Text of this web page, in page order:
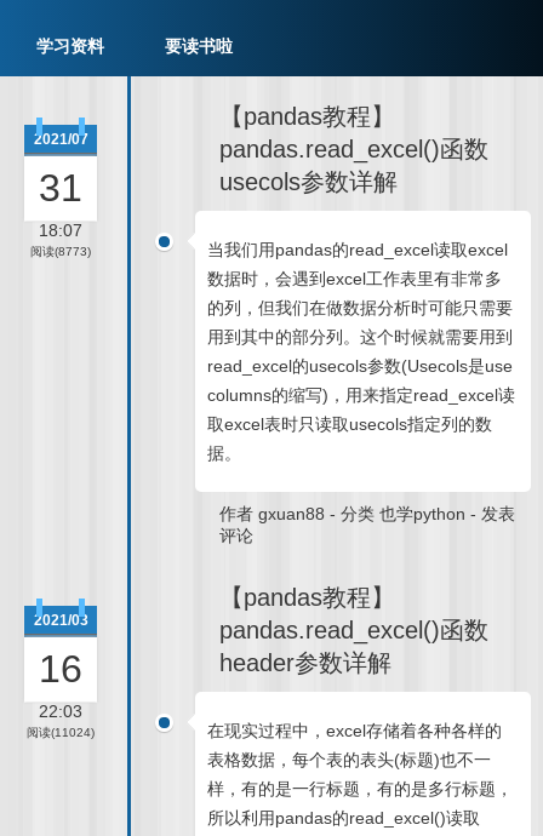
学习资料 要读书啦
【pandas教程】
pandas.read_excel()函数
usecols参数详解
2021/07
31
18:07
阅读(8773)
当我们用pandas的read_excel读取excel
数据时，会遇到excel工作表里有非常多
的列，但我们在做数据分析时可能只需要
用到其中的部分列。这个时候就需要用到
read_excel的usecols参数(Usecols是use
columns的缩写)，用来指定read_excel读
取excel表时只读取usecols指定列的数
据。
作者gxuan88 -分类也学python - 发表
评论
【pandas教程】
pandas.read_excel()函数
header参数详解
2021/03
16
22:03
阅读(11024)
在现实过程中，excel存储着各种各样的
表格数据，每个表的表头(标题)也不一
样，有的是一行标题，有的是多行标题，
所以利用pandas的read_excel()读取